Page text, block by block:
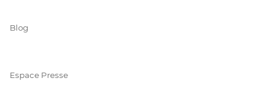
Blog
Espace Presse